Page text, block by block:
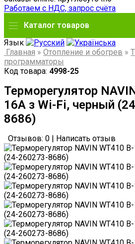
Работаем с НДС, запрос счёта
Каталог товаров
Язык
Главная » Отопление и обогрев »
программаторы
Код товара: 4998-25
Терморегулятор
16A з Wi-Fi, черный
8686)
Отзывов: 0 Написать отзыв